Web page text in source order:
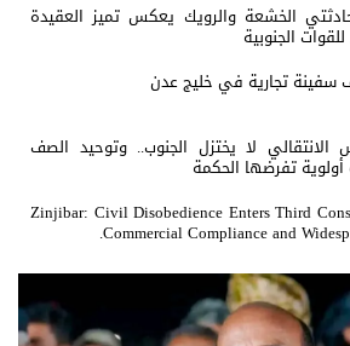
الخشعة والرويك يعكس تميز العقيدة
الجنوبية
سفينة تجارية في خليج عدن
لا يختزل الجنوب.. وتوحيد الصف
تفرضها الحكمة
Zinjibar: Civil Disobedience Enters Third
Commercial Compliance and